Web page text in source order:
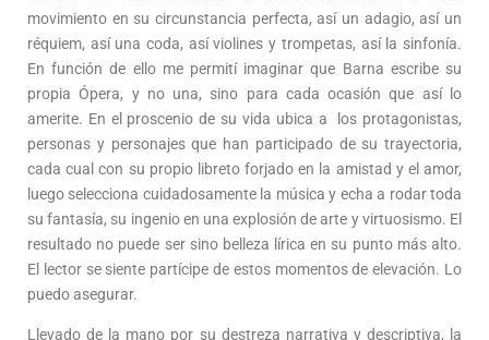
movimiento en su circunstancia perfecta, así un adagio, así un
réquiem, así una coda, así violines y trompetas, así la sinfonía.
En función de ello me permití imaginar que Barna escribe su
propia Ópera, y no una, sino para cada ocasión que así lo
amerite. En el proscenio de su vida ubica a los protagonistas,
personas y personajes que han participado de su trayectoria,
cada cual con su propio libreto forjado en la amistad y el amor,
luego selecciona cuidadosamente la música y echa a rodar toda
su fantasía, su ingenio en una explosión de arte y virtuosismo. El
resultado no puede ser sino belleza lírica en su punto más alto.
El lector se siente partícipe de estos momentos de elevación. Lo
puedo asegurar.
Llevado de la mano por su destreza narrativa y descriptiva, la